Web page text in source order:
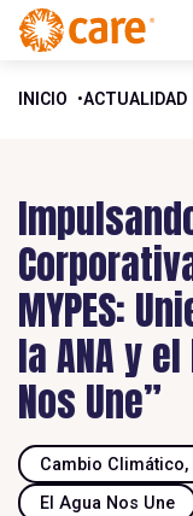
INICIO ACTUALIDAD
MYPES:
la ANA y
Nos Une”
Cambio
El Agua Nos Une